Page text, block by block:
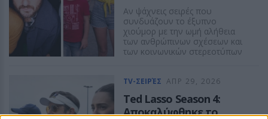
Αν ψάχνεις σειρές που
συνδυάζουν το έξυπνο
χιούμορ με την ωμή αλήθεια
των ανθρώπινων σχέσεων και
των κοινωνικών στερεοτύπων
TV-ΣΕΙΡΈΣ ΑΠΡ 29, 2026
Ted Lasso Season 4:
Αποκαλύφθηκε το